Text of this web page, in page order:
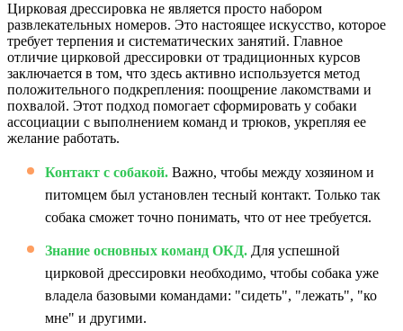
Цирковая дрессировка не является просто набором
развлекательных номеров. Это настоящее искусство, которое
требует терпения и систематических занятий. Главное
отличие цирковой дрессировки от традиционных курсов
заключается в том, что здесь активно используется метод
положительного подкрепления: поощрение лакомствами и
похвалой. Этот подход помогает сформировать у собаки
ассоциации с выполнением команд и трюков, укрепляя ее
желание работать.
Контакт с собакой. Важно, чтобы между хозяином и
питомцем был установлен тесный контакт. Только так
собака сможет точно понимать, что от нее требуется.
Знание основных команд ОКД. Для успешной
цирковой дрессировки необходимо, чтобы собака уже
владела базовыми командами: "сидеть", "лежать", "ко
мне" и другими.